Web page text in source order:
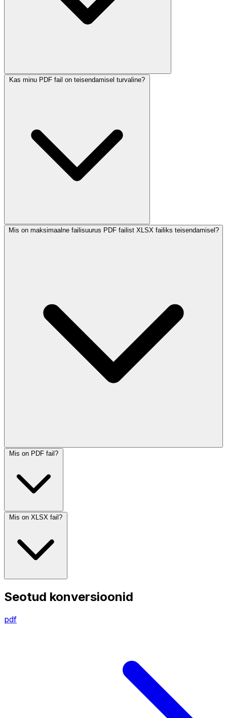
Kas minu PDF fail on teisendamisel turvaline?
Mis on maksimaalne failisuurus PDF failist XLSX failiks teisendamisel?
Mis on PDF fail?
Mis on XLSX fail?
Seotud konversioonid
pdf